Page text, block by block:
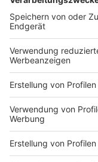
ein
Remoulade. Das
lassen.
Anzeige
Das ist der
Anzeige